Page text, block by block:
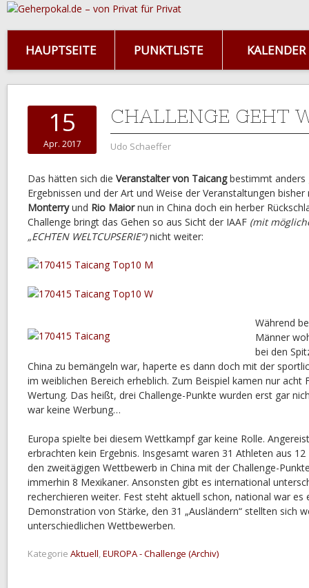
HAUPTSEITE PUNKTLISTE KALENDER
15
Apr. 2017
CHALLENGE GEHT
Udo Schaeffer
Das hätten sich die Veranstalter von Taicangbestimmt anders
Ergebnissen und der Art und Weise der Veranstaltungen
Monterryund Rio Maiornun in China doch ein herber
Challenge bringt das Gehen so aus Sicht der IAAF (mit
„ECHTEN WELTCUPSERIE“)nicht weiter:
Während
Männer
bei den
China zu bemängeln war, haperte es dann doch mit der
im weiblichen Bereich erheblich. Zum Beispiel kamen nur acht
Wertung. Das heißt, drei Challenge-Punkte wurden erst gar
war keine Werbung…
Europa spielte bei diesem Wettkampf gar keine Rolle.
erbrachten kein Ergebnis. Insgesamt waren 31 Athleten aus
den zweitägigen Wettbewerb in China mit der Challenge-
immerhin 8 Mexikaner. Ansonsten gibt es international
recherchieren weiter. Fest steht aktuell schon, national war es
Demonstration von Stärke, den 31 „Ausländern“ stellten sich
unterschiedlichen Wettbewerben.
Kategorie Aktuell,EUROPA - Challenge (Archiv)